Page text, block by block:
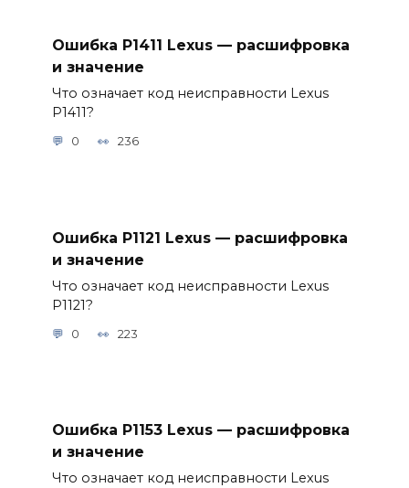
Ошибка P1411 Lexus — расшифровка
и значение
Что означает код неисправности Lexus
P1411?
0 236
Ошибка P1121 Lexus — расшифровка
и значение
Что означает код неисправности Lexus
P1121?
0 223
Ошибка P1153 Lexus — расшифровка
и значение
Что означает код неисправности Lexus